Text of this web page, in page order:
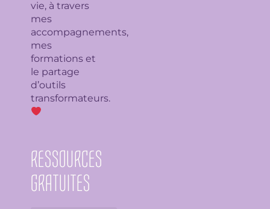
vie, à travers
mes
accompagnements,
mes
formations et
le partage
d’outils
transformateurs.
RESSOURCES
GRATUITES